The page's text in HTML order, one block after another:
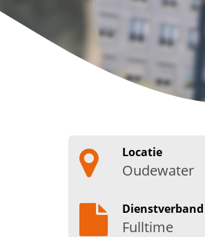
Locatie
Oudewater
Dienstverband
Fulltime